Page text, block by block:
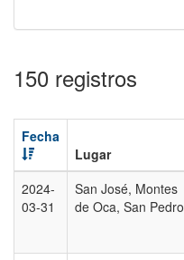
150 registros
Fecha
Lugar
2024-
03-31
San José, Montes
de Oca, San Pedro